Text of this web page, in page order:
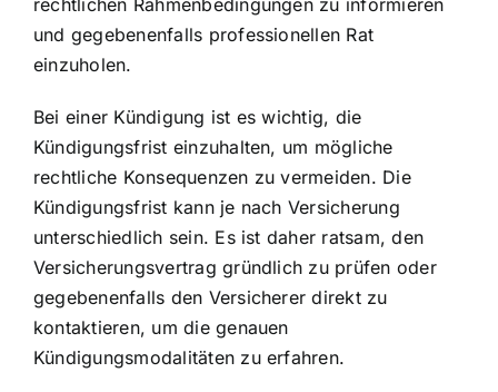
rechtlichen Rahmenbedingungen zu informieren
und gegebenenfalls professionellen Rat
einzuholen.
Bei einer Kündigung ist es wichtig, die
Kündigungsfrist einzuhalten, um mögliche
rechtliche Konsequenzen zu vermeiden. Die
Kündigungsfrist kann je nach Versicherung
unterschiedlich sein. Es ist daher ratsam, den
Versicherungsvertrag gründlich zu prüfen oder
gegebenenfalls den Versicherer direkt zu
kontaktieren, um die genauen
Kündigungsmodalitäten zu erfahren.